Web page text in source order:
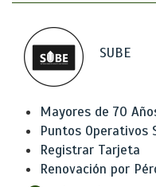
SUBE
Mayores de 70
Puntos Operativos
Registrar Tarjeta
Renovación por